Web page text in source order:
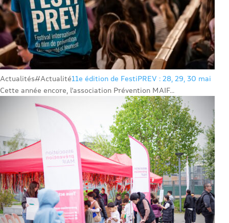
Actualités#Actualité11e édition de FestiPREV : 28, 29, 30 mai
Cette année encore, l’association Prévention MAIF...